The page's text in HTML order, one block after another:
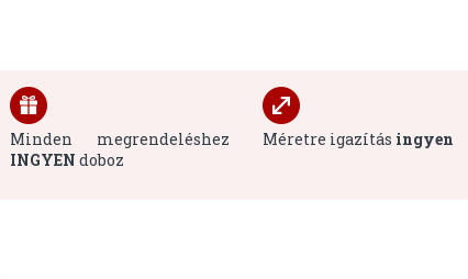
Minden megrendeléshez
INGYEN doboz
Méretre igazítás ingyen